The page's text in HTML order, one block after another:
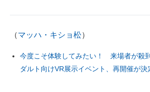
（マッハ・キショ松）
今度こそ体験してみたい！ 来場者が殺
ダルト向けVR展示イベント、再開催が